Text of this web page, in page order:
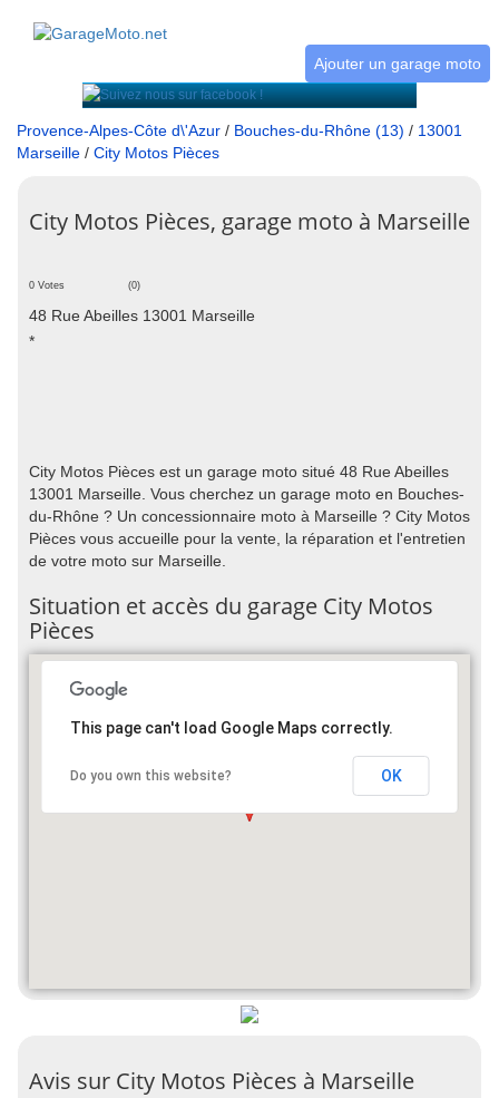
Ajouter un garage moto
Provence-Alpes-Côte d\'Azur / Bouches-du-Rhône (13) / 13001
Marseille / City Motos Pièces
City Motos Pièces, garage moto à Marseille
0 Votes (0)
48 Rue Abeilles 13001 Marseille
*
City Motos Pièces est un garage moto situé 48 Rue Abeilles
13001 Marseille. Vous cherchez un garage moto en Bouches-
du-Rhône ? Un concessionnaire moto à Marseille ? City Motos
Pièces vous accueille pour la vente, la réparation et l'entretien
de votre moto sur Marseille.
Situation et accès du garage City Motos
Pièces
This page can't load Google Maps correctly.
Do you own this website? OK
Avis sur City Motos Pièces à Marseille